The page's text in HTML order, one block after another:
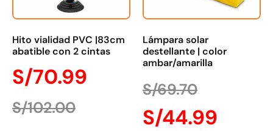
Hito vialidad PVC |83cm
abatible con 2 cintas
S/70.99
S/102.00
Lámpara solar
destellante | color
ambar/amarilla
S/69.70
S/44.99